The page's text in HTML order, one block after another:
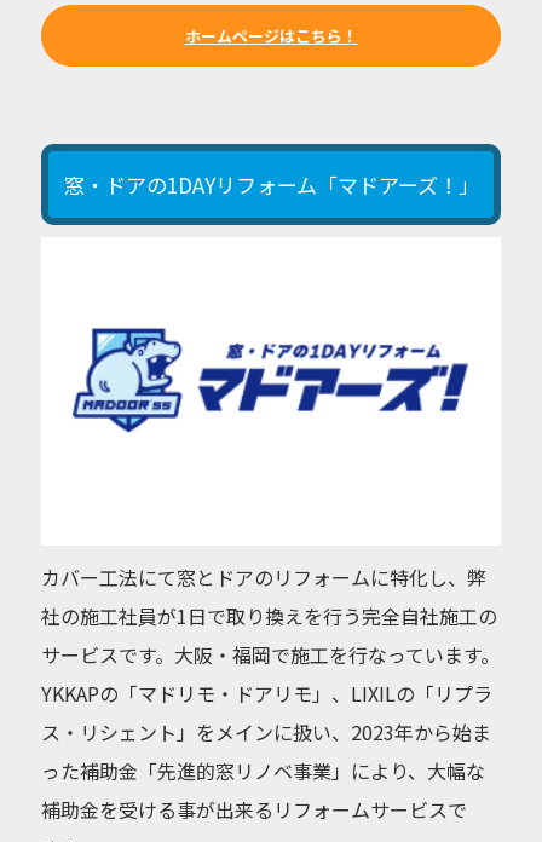
ホームページはこちら！
窓・ドアの1DAYリフォーム「マドアーズ！」
カバー工法にて窓とドアのリフォームに特化し、弊
社の施工社員が1日で取り換えを行う完全自社施工の
サービスです。大阪・福岡で施工を行なっています。
YKKAPの「マドリモ・ドアリモ」、LIXILの「リプラ
ス・リシェント」をメインに扱い、2023年から始ま
った補助金「先進的窓リノベ事業」により、大幅な
補助金を受ける事が出来るリフォームサービスで